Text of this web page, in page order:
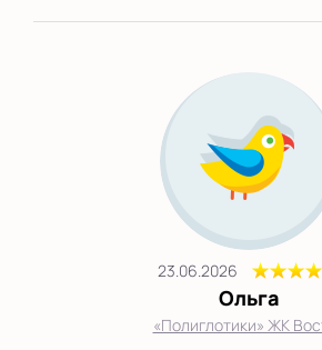
23.06.2026
Ольга
«Полиглотики» ЖК